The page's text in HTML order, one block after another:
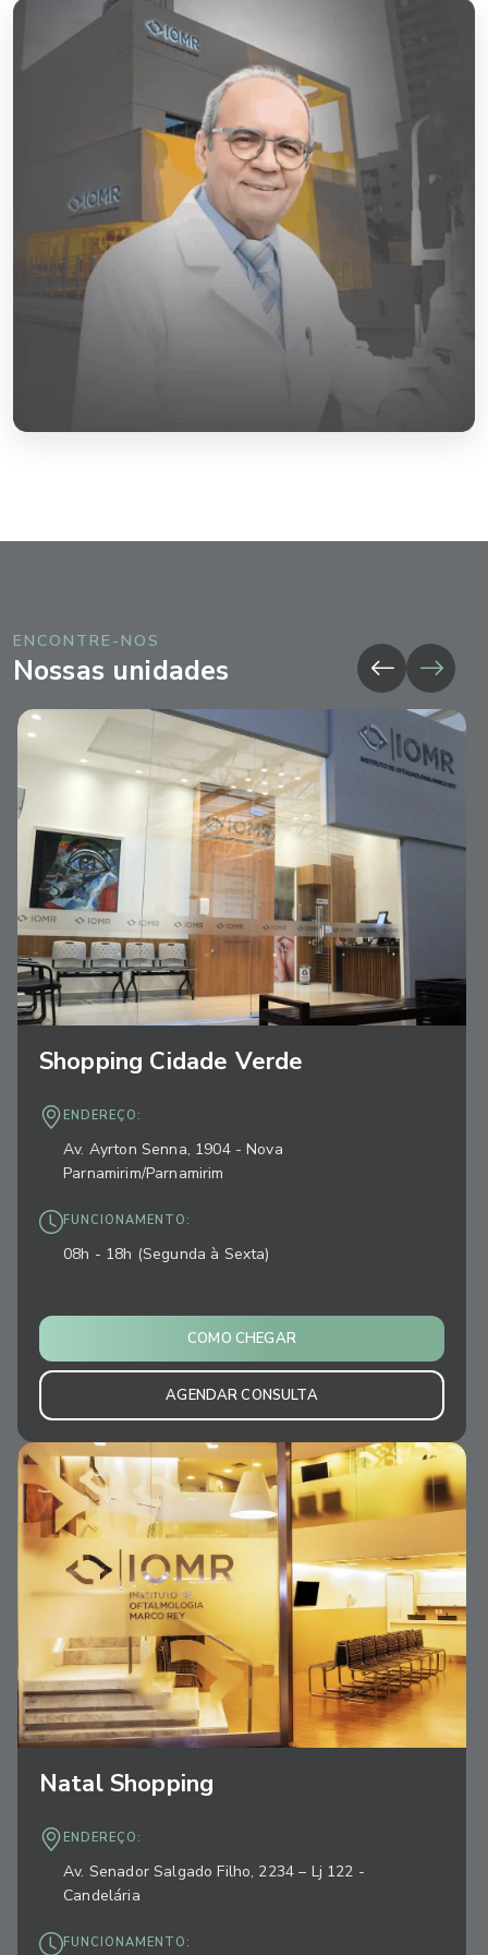
ENCONTRE-NOS
Nossas unidades
Shopping Cidade Verde
ENDEREÇO:
Av. Ayrton Senna, 1904 - Nova
Parnamirim/Parnamirim
FUNCIONAMENTO:
08h - 18h (Segunda à Sexta)
COMO CHEGAR
AGENDAR CONSULTA
Natal Shopping
ENDEREÇO:
Av. Senador Salgado Filho, 2234 – Lj 122 -
Candelária
FUNCIONAMENTO: